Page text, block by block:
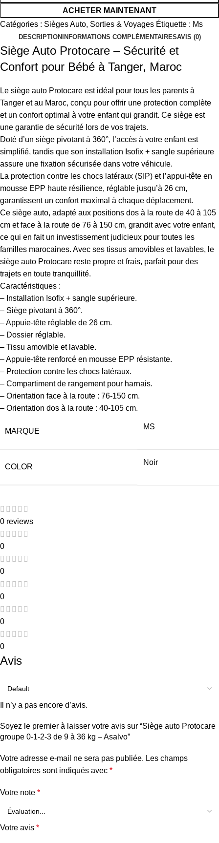
ACHETER MAINTENANT
Catégories : Sièges Auto, Sorties & Voyages Étiquette : Ms
DESCRIPTIONINFORMATIONS COMPLÉMENTAIRESAVIS (0)
Siège Auto Protocare – Sécurité et
Confort pour Bébé à Tanger, Maroc
Le siège auto Protocare est idéal pour tous les parents à
Tanger et au Maroc, conçu pour offrir une protection complète
et un confort optimal à votre enfant qui grandit. Ce siège est
une garantie de sécurité lors de vos trajets.
Doté d’un siège pivotant à 360°, l’accès à votre enfant est
simplifié, tandis que son installation Isofix + sangle supérieure
assure une fixation sécurisée dans votre véhicule.
La protection contre les chocs latéraux (SIP) et l’appui-tête en
mousse EPP haute résilience, réglable jusqu’à 26 cm,
garantissent un confort maximal à chaque déplacement.
Ce siège auto, adapté aux positions dos à la route de 40 à 105
cm et face à la route de 76 à 150 cm, grandit avec votre enfant,
ce qui en fait un investissement judicieux pour toutes les
familles marocaines. Avec ses tissus amovibles et lavables, le
siège auto Protocare reste propre et frais, parfait pour des
trajets en toute tranquillité.
Caractéristiques :
– Installation Isofix + sangle supérieure.
– Siège pivotant à 360°.
– Appuie-tête réglable de 26 cm.
– Dossier réglable.
– Tissu amovible et lavable.
– Appuie-tête renforcé en mousse EPP résistante.
– Protection contre les chocs latéraux.
– Compartiment de rangement pour harnais.
– Orientation face à la route : 76-150 cm.
– Orientation dos à la route : 40-105 cm.
MARQUE
MS
COLOR
Noir
0 reviews
0
0
0
0
0
Avis
Il n’y a pas encore d’avis.
Soyez le premier à laisser votre avis sur “Siège auto Protocare
groupe 0-1-2-3 de 9 à 36 kg – Asalvo”
Votre adresse e-mail ne sera pas publiée. Les champs
obligatoires sont indiqués avec *
Votre note *
Votre avis *